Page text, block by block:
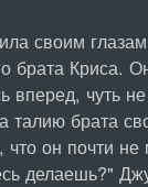
своим
брата Криса.
вперед, чуть
талию брата
что он почти
делаешь?"